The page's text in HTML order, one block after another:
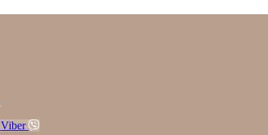
Viber